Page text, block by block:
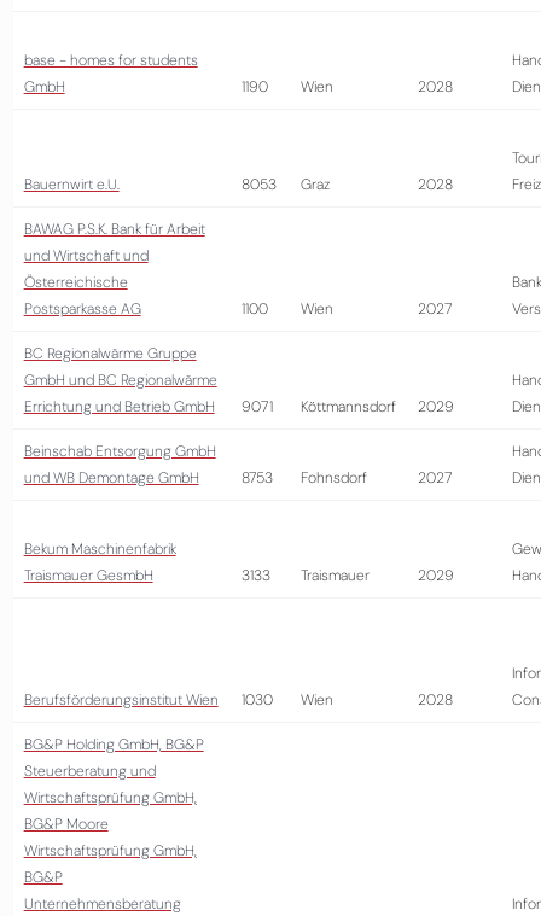
base - homes for students
GmbH
1190 Wien 2028
Bauernwirt e.U. 8053 Graz 2028
BAWAG P.S.K. Bank für Arbeit
und Wirtschaft und
Österreichische
Postsparkasse AG
1100 Wien 2027
BC Regionalwärme Gruppe
GmbH und BC Regionalwärme
Errichtung und Betrieb GmbH
9071 Köttmannsdorf 2029
Beinschab Entsorgung GmbH
und WB Demontage GmbH
8753 Fohnsdorf 2027
Bekum Maschinenfabrik
Traismauer GesmbH
3133 Traismauer 2029
Berufsförderungsinstitut Wien 1030 Wien 2028
BG&P Holding GmbH, BG&P
Steuerberatung und
Wirtschaftsprüfung GmbH,
BG&P Moore
Wirtschaftsprüfung GmbH,
BG&P
Unternehmensberatung